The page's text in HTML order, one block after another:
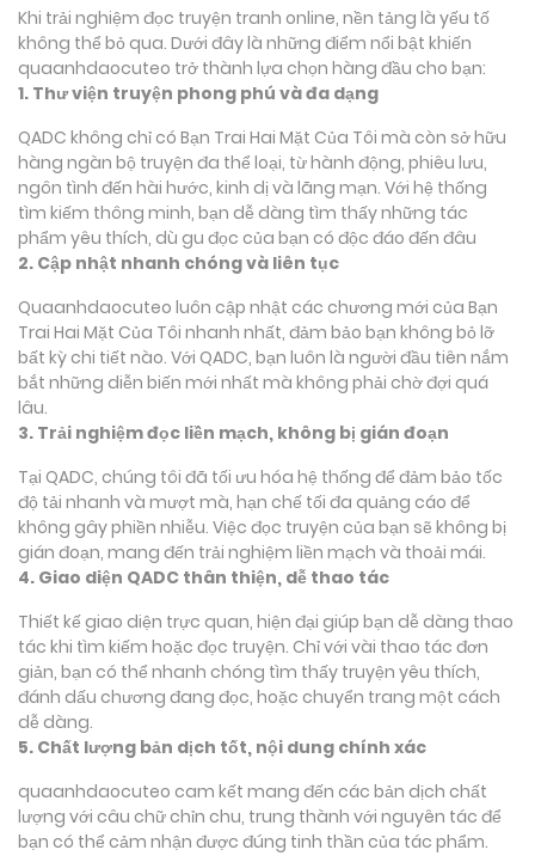
Khi trải nghiệm đọc truyện tranh online, nền tảng là yếu tố
không thể bỏ qua. Dưới đây là những điểm nổi bật khiến
quaanhdaocuteo trở thành lựa chọn hàng đầu cho bạn:
1. Thư viện truyện phong phú và đa dạng
QADC không chỉ có Bạn Trai Hai Mặt Của Tôi mà còn sở hữu
hàng ngàn bộ truyện đa thể loại, từ hành động, phiêu lưu,
ngôn tình đến hài hước, kinh dị và lãng mạn. Với hệ thống
tìm kiếm thông minh, bạn dễ dàng tìm thấy những tác
phẩm yêu thích, dù gu đọc của bạn có độc đáo đến đâu
2. Cập nhật nhanh chóng và liên tục
Quaanhdaocuteo luôn cập nhật các chương mới của Bạn
Trai Hai Mặt Của Tôi nhanh nhất, đảm bảo bạn không bỏ lỡ
bất kỳ chi tiết nào. Với QADC, bạn luôn là người đầu tiên nắm
bắt những diễn biến mới nhất mà không phải chờ đợi quá
lâu.
3. Trải nghiệm đọc liền mạch, không bị gián đoạn
Tại QADC, chúng tôi đã tối ưu hóa hệ thống để đảm bảo tốc
độ tải nhanh và mượt mà, hạn chế tối đa quảng cáo để
không gây phiền nhiễu. Việc đọc truyện của bạn sẽ không bị
gián đoạn, mang đến trải nghiệm liền mạch và thoải mái.
4. Giao diện QADC thân thiện, dễ thao tác
Thiết kế giao diện trực quan, hiện đại giúp bạn dễ dàng thao
tác khi tìm kiếm hoặc đọc truyện. Chỉ với vài thao tác đơn
giản, bạn có thể nhanh chóng tìm thấy truyện yêu thích,
đánh dấu chương đang đọc, hoặc chuyển trang một cách
dễ dàng.
5. Chất lượng bản dịch tốt, nội dung chính xác
quaanhdaocuteo cam kết mang đến các bản dịch chất
lượng với câu chữ chỉn chu, trung thành với nguyên tác để
bạn có thể cảm nhận được đúng tinh thần của tác phẩm.